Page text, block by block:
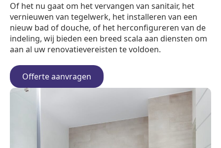
Of het nu gaat om het vervangen van sanitair, het
vernieuwen van tegelwerk, het installeren van een
nieuw bad of douche, of het herconfigureren van de
indeling, wij bieden een breed scala aan diensten om
aan al uw renovatievereisten te voldoen.
Offerte aanvragen